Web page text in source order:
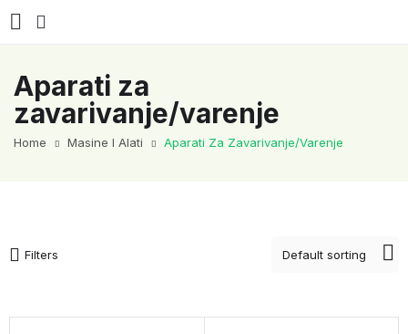
Aparati za
zavarivanje/varenje
Home Masine I Alati Aparati Za Zavarivanje/varenje
Filters